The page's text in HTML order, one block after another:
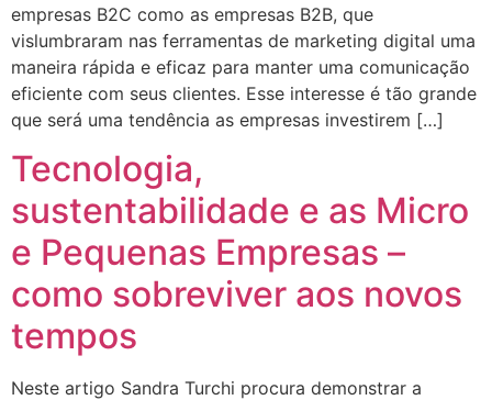
empresas B2C como as empresas B2B, que
vislumbraram nas ferramentas de marketing digital uma
maneira rápida e eficaz para manter uma comunicação
eficiente com seus clientes. Esse interesse é tão grande
que será uma tendência as empresas investirem […]
Tecnologia,
sustentabilidade e as Micro
e Pequenas Empresas –
como sobreviver aos novos
tempos
Neste artigo Sandra Turchi procura demonstrar a